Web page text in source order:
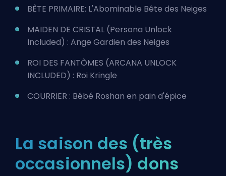
BÊTE PRIMAIRE: L'Abominable Bête des Neiges
MAIDEN DE CRISTAL (Persona Unlock
Included) : Ange Gardien des Neiges
ROI DES FANTÔMES (ARCANA UNLOCK
INCLUDED) : Roi Kringle
COURRIER : Bébé Roshan en pain d'épice
La saison des (très
occasionnels) dons